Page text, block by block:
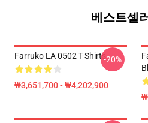
베스트셀
Farruko LA 0502 T-Shirts
₩3,651,700 - ₩4,202,900
-20%